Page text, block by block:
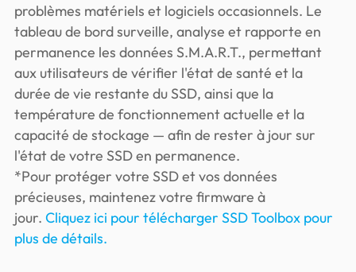
problèmes matériels et logiciels occasionnels. Le
tableau de bord surveille, analyse et rapporte en
permanence les données S.M.A.R.T., permettant
aux utilisateurs de vérifier l'état de santé et la
durée de vie restante du SSD, ainsi que la
température de fonctionnement actuelle et la
capacité de stockage — afin de rester à jour sur
l'état de votre SSD en permanence.
*Pour protéger votre SSD et vos données
précieuses, maintenez votre firmware à
jour. Cliquez ici pour télécharger SSD Toolbox pour
plus de détails.